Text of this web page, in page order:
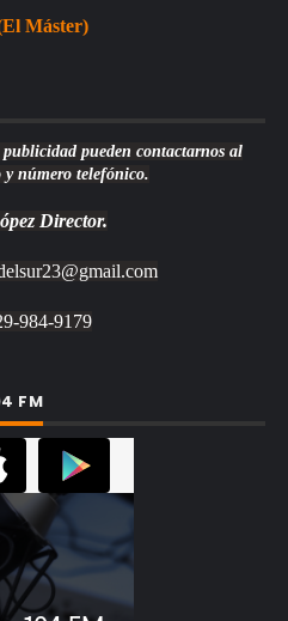
Máster)
pueden contactarnos al
y número telefónico.
Director.
984-9179
FM